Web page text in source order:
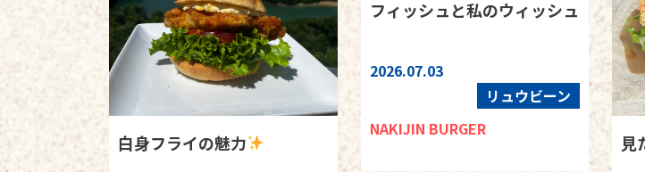
白身フライの魅力
フィッシュと私のウィッシュ
2026.07.03
リュウビーン
NAKIJIN BURGER
見